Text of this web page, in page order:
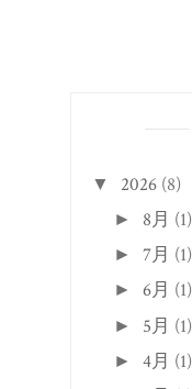
▼ 2026 (8)
► 8月 (1)
►7月 (1)
►6月 (1)
► 5月 (1)
►4月 (1)